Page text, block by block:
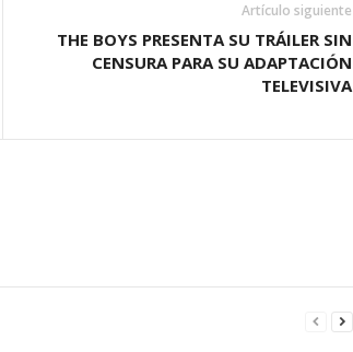
Artículo siguiente
THE BOYS PRESENTA SU TRÁILER SIN
CENSURA PARA SU ADAPTACIÓN
TELEVISIVA